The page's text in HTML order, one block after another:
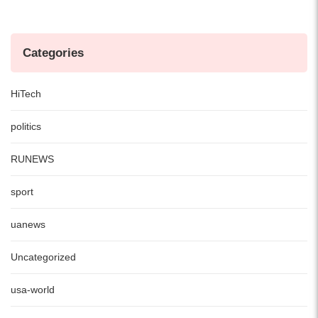
Categories
HiTech
politics
RUNEWS
sport
uanews
Uncategorized
usa-world